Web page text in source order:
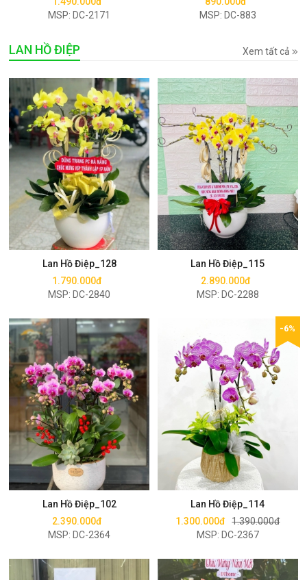
MSP: DC-2171
MSP: DC-883
LAN HỒ ĐIỆP Xem tất cả
Lan Hồ Điệp_128
1.790.000đ
MSP: DC-2840
Mua ngay
Lan Hồ Điệp_115
2.890.000đ
MSP: DC-2288
Mua ngay
Lan Hồ Điệp_102
2.390.000đ
MSP: DC-2364
Mua ngay
Lan Hồ Điệp_114
1.300.000đ 1.390.000đ
MSP: DC-2367
-6%
Mua ngay